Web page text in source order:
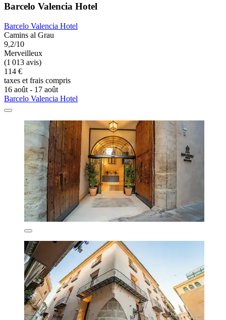
Barcelo Valencia Hotel
Barcelo Valencia Hotel
Camins al Grau
9,2/10
Merveilleux
(1 013 avis)
114 €
taxes et frais compris
16 août - 17 août
Barcelo Valencia Hotel